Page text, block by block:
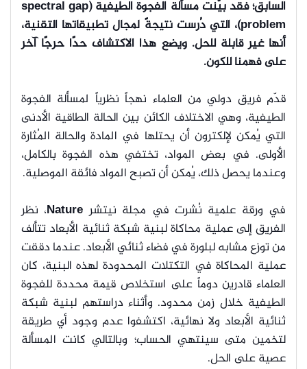
السابق؛ فقد بيّنت مسألة الفجوة الطيفية (spectral gap
problem)، التي دُرست نتيجةً لمجال تطبيقاتها التقنية،
أنها غير قابلة للحل. ويضع هذا الاكتشاف حدًا حرجًا آخر
على فهمنا للكون.
قدّم فريق دولي من العلماء نهجاً نظرياً لمسألة الفجوة
الطيفية، وهي الاختلاف الكائن بين الحالة الطاقية الأدنى
التي يُمكن لإلكترون أن يحتلها في المادة والحالة المُثارة
الأولى. في بعض المواد، تختفي هذه الفجوة بالكامل،
وعندما يحصل ذلك، يُمكن أن تصبح المواد فائقة الموصلية.
في ورقة علمية نُشرت في مجلة نيتشرNature
، نظر
الفريق إلى عملية محاكاة لبنية شبكة ثنائية الأبعاد تتألف
من توزع مشابه لبلورة في فضاء ثنائي الأبعاد. عندما دققت
عملية المحاكاة في التكتلات المحدودة لهذه البنية، كان
العلماء قادرين دوماً على استخلاص قيمة محددة للفجوة
الطيفية خلال زمن محدود. وأثناء دراستهم لبنية شبكة
ثنائية الأبعاد ولا نهائية، اكتشفوا عدم وجود أي طريقة
لتخمين متى سينتهي الحساب؛ وبالتالي كانت المسألة
عصية على الحل.